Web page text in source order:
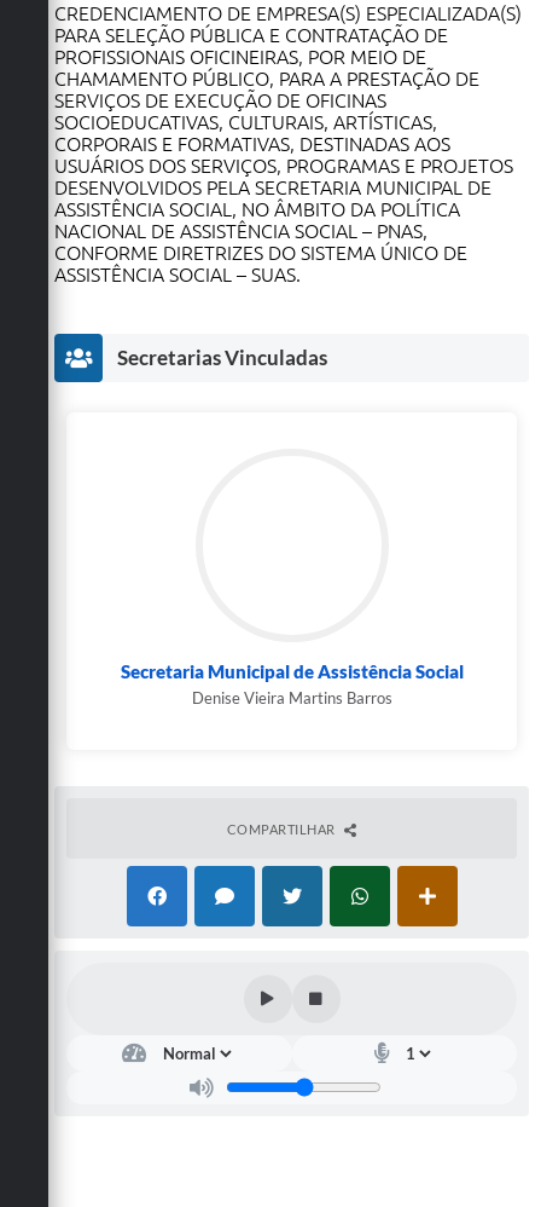
CREDENCIAMENTO DE EMPRESA(S) ESPECIALIZADA(S)
PARA SELEÇÃO PÚBLICA E CONTRATAÇÃO DE
PROFISSIONAIS OFICINEIRAS, POR MEIO DE
CHAMAMENTO PÚBLICO, PARA A PRESTAÇÃO DE
SERVIÇOS DE EXECUÇÃO DE OFICINAS
SOCIOEDUCATIVAS, CULTURAIS, ARTÍSTICAS,
CORPORAIS E FORMATIVAS, DESTINADAS AOS
USUÁRIOS DOS SERVIÇOS, PROGRAMAS E PROJETOS
DESENVOLVIDOS PELA SECRETARIA MUNICIPAL DE
ASSISTÊNCIA SOCIAL, NO ÂMBITO DA POLÍTICA
NACIONAL DE ASSISTÊNCIA SOCIAL – PNAS,
CONFORME DIRETRIZES DO SISTEMA ÚNICO DE
ASSISTÊNCIA SOCIAL – SUAS.
Secretarias Vinculadas
Secretaria Municipal de Assistência Social
Denise Vieira Martins Barros
COMPARTILHAR